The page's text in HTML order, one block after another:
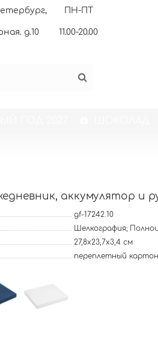
д.10
ПН-ПТ
11.00-20.00
аккумулятор и
gf-17242.10
Шелкография;
27,8х23,7х3,4 см
переплетный картон